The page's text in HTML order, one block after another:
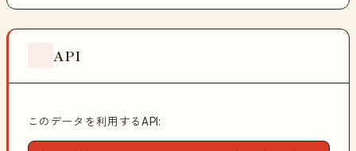
API
このデータを利用するAPI: